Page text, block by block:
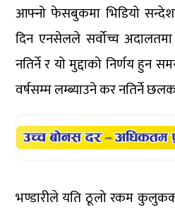
आफ्नो फेसबुकमा भिडियो
दिन एनसेलले सर्वोच्च
नतिर्ने र यो मुद्दाको निर्णय हुन
वर्षसम्म लम्ब्याउने कर नतिर्ने
भण्डारीले यति ठूलो रकम